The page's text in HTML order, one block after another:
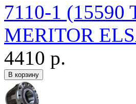
7110-1 (15590
MERITOR
4410 р.